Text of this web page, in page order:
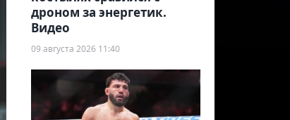
дроном за энергетик.
Видео
09 августа 2026 11:40